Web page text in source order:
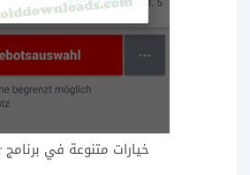
خيارات متنوعة في برنامج DB-Navigator